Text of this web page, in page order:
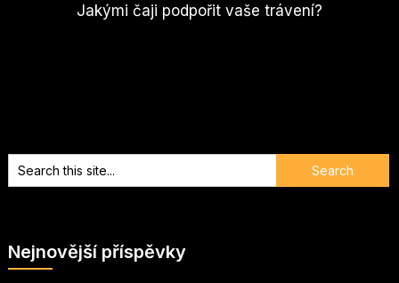
Jakými čaji podpořit vaše trávení?
Nejnovější příspěvky